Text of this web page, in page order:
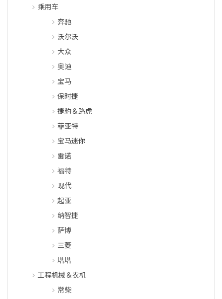
乘用车
奔驰
沃尔沃
大众
奥迪
宝马
保时捷
捷豹＆路虎
菲亚特
宝马迷你
雷诺
福特
现代
起亚
纳智捷
萨博
三菱
塔塔
工程机械＆农机
常柴